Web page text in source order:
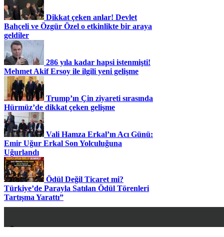
Dikkat çeken anlar! Devlet
Bahçeli ve Özgür Özel o etkinlikte bir araya
geldiler
286 yıla kadar hapsi istenmişti!
Mehmet Akif Ersoy ile ilgili yeni gelişme
Trump’ın Çin ziyareti sırasında
Hürmüz’de dikkat çeken gelişme
Vali Hamza Erkal’ın Acı Günü:
Emir Uğur Erkal Son Yolculuğuna
Uğurlandı
Ödül Değil Ticaret mi?
Türkiye’de Parayla Satılan Ödül Törenleri
Tartışma Yarattı”